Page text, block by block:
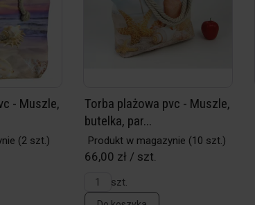
- Muszle,
(2 szt.)
Torba plażowa pvc - Muszle,
butelka, par...
Produkt w magazynie (10 szt.)
66,00 zł / szt.
szt.